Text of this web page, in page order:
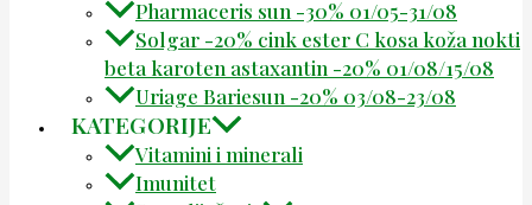
Pharmaceris sun -30% 01/05-31/08
Solgar -20% cink ester C kosa koža nokti
beta karoten astaxantin -20% 01/08/15/08
Uriage Bariesun -20% 03/08-23/08
KATEGORIJE
Vitamini i minerali
Imunitet